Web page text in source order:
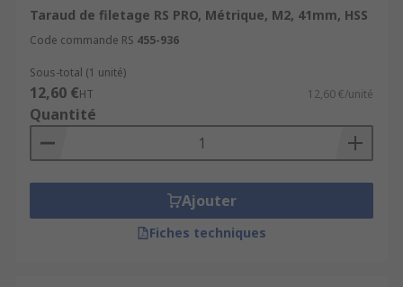
Taraud de filetage RS PRO, Métrique, M2, 41mm, HSS
Code commande RS 455-936
Sous-total (1 unité)
12,60 €HT 12,60 €/unité
Quantité
Ajouter
Fiches techniques